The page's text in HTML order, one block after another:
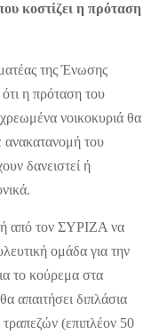
κοστίζει η πρόταση
της Ένωσης
η πρόταση του
νοικοκυριά θα
ανακατανομή του
δανειστεί ή
από τον ΣΥΡΙΖΑ να
ομάδα για την
το κούρεμα στα
απαιτήσει διπλάσια
(επιπλέον 50